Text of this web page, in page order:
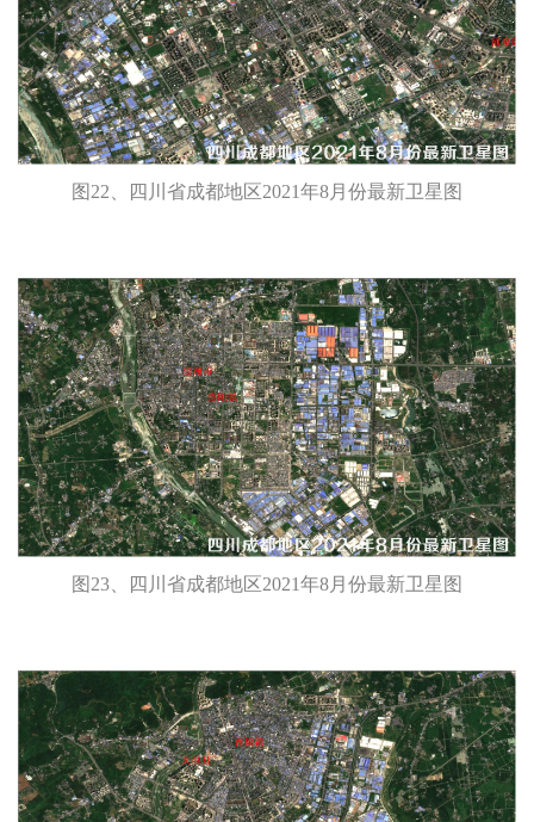
图22、四川省成都地区2021年8月份最新卫星图
图23、四川省成都地区2021年8月份最新卫星图